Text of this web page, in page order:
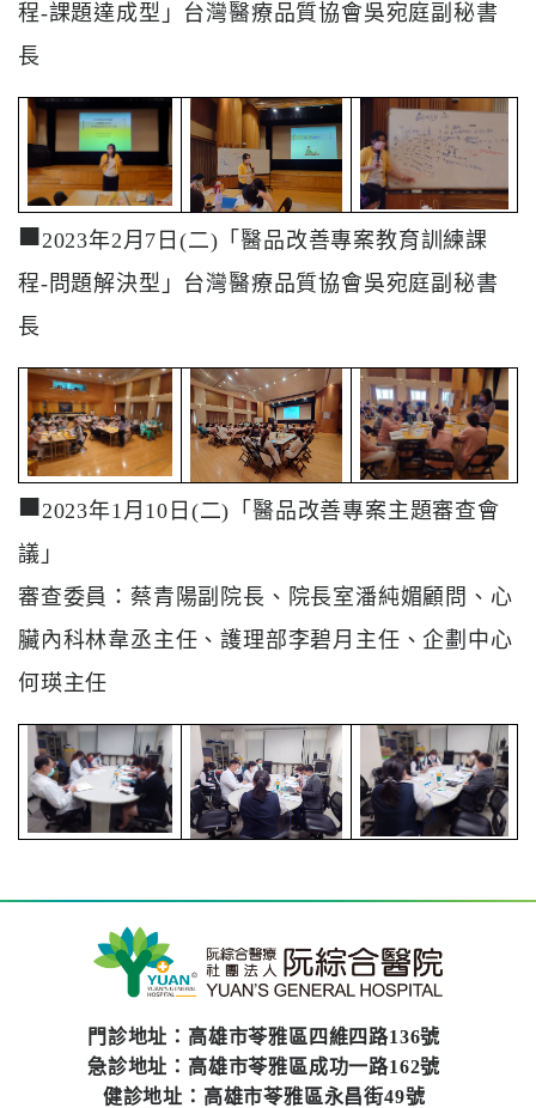
程-課題達成型」台灣醫療品質協會吳宛庭副秘書
長
■2023年2月7日(二)「醫品改善專案教育訓練課
程-問題解決型」台灣醫療品質協會吳宛庭副秘書
長
■2023年1月10日(二)「醫品改善專案主題審查會
議」
審查委員：蔡青陽副院長、院長室潘純媚顧問、心
臟內科林韋丞主任、護理部李碧月主任、企劃中心
何瑛主任
門診地址：高雄市苓雅區四維四路136號
急診地址：高雄市苓雅區成功一路162號
健診地址：高雄市苓雅區永昌街49號